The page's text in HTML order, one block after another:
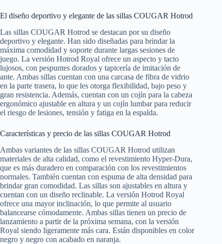
El diseño deportivo y elegante de las sillas COUGAR Hotrod
Las sillas COUGAR Hotrod se destacan por su diseño
deportivo y elegante. Han sido diseñadas para brindar la
máxima comodidad y soporte durante largas sesiones de
juego. La versión Hotrod Royal ofrece un aspecto y tacto
lujosos, con pespuntes dorados y tapicería de imitación de
ante. Ambas sillas cuentan con una carcasa de fibra de vidrio
en la parte trasera, lo que les otorga flexibilidad, bajo peso y
gran resistencia. Además, cuentan con un cojín para la cabeza
ergonómico ajustable en altura y un cojín lumbar para reducir
el riesgo de lesiones, tensión y fatiga en la espalda.
Características y precio de las sillas COUGAR Hotrod
Ambas variantes de las sillas COUGAR Hotrod utilizan
materiales de alta calidad, como el revestimiento Hyper-Dura,
que es más duradero en comparación con los revestimientos
normales. También cuentan con espuma de alta densidad para
brindar gran comodidad. Las sillas son ajustables en altura y
cuentan con un diseño reclinable. La versión Hotrod Royal
ofrece una mayor inclinación, lo que permite al usuario
balancearse cómodamente. Ambas sillas tienen un precio de
lanzamiento a partir de la próxima semana, con la versión
Royal siendo ligeramente más cara. Están disponibles en color
negro y negro con acabado en naranja.